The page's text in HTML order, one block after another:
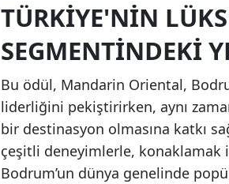
TÜRKIYE'NIN
SEGMENTINDEKI
Bu ödül, Mandarin Oriental,
liderliğini pekiştirirken, aynı
bir destinasyon olmasına katkı
çeşitli deneyimlerle, konaklamak
Bodrum’un dünya genelinde